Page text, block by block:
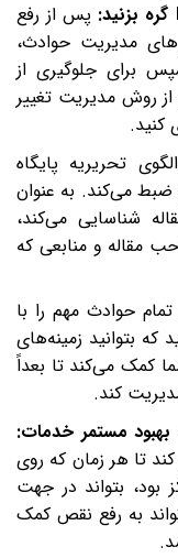
پس از رفع
مدیریت حوادث،
برای جلوگیری از
از روش مدیریت تغییر
کنید.
الگوی تحریریه پایگاه
ضبط می‌کند. به عنوان
شناسایی می‌کند،
مقاله و منابعی که
تمام حوادث مهم را با
بتوانید زمینه‌های
کمک می‌کند تا بعداً
کند.
مستمر خدمات:
تا هر زمان که روی
بود، بتواند در جهت
به رفع نقص کمک